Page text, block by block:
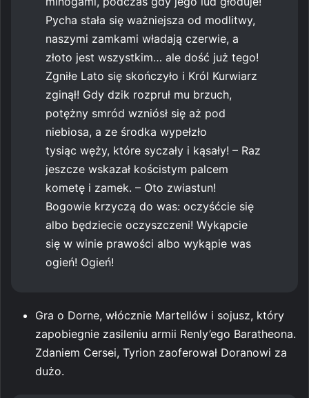
Pycha stała się ważniejsza od modlitwy,
naszymi zamkami władają czerwie, a
złoto jest wszystkim… ale dość już tego!
Zgniłe Lato się skończyło i Król Kurwiarz
zginął! Gdy dzik rozpruł mu brzuch,
potężny smród wzniósł się aż pod
niebiosa, a ze środka wypełzło
tysiąc węży, które syczały i kąsały! – Raz
jeszcze wskazał kościstym palcem
kometę i zamek. – Oto zwiastun!
Bogowie krzyczą do was: oczyśćcie się
albo będziecie oczyszczeni! Wykąpcie
się w winie prawości albo wykąpie was
ogień! Ogień!
Gra o Dorne, włócznie Martellów i sojusz, który
zapobiegnie zasileniu armii Renly’ego Baratheona.
Zdaniem Cersei, Tyrion zaoferował Doranowi za
dużo.